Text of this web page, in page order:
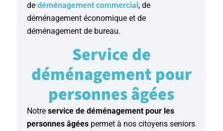
de déménagement commercial , de
déménagement économique et de
déménagement de bureau.
Service de
déménagement pour
personnes âgées
Notre service de déménagement pour les
personnes âgées permet à nos citoyens seniors